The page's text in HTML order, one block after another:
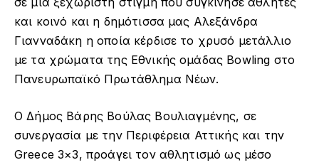
και κοινό και η δημότισσα μας Αλεξάνδρα
Γιανναδάκη η οποία κέρδισε το χρυσό μετάλλιο
με τα χρώματα της Εθνικής ομάδας Bowling στο
Πανευρωπαϊκό Πρωτάθλημα Νέων.
Ο Δήμος Βάρης Βούλας Βουλιαγμένης, σε
συνεργασία με την Περιφέρεια Αττικής και την
Greece 3×3, προάγει τον αθλητισμό ως μέσο